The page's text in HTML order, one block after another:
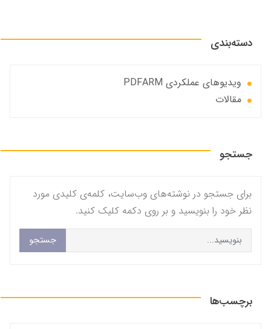
دسته‌بندی
ویدیوهای عملکردی PDFARM
مقالات
جستجو
برای جستجو در نوشته‌های وب‌سایت، کلمه‌ی کلیدی مورد
نظر خود را بنویسید و بر روی دکمه کلیک کنید.
جستجو
برچسب‌ها